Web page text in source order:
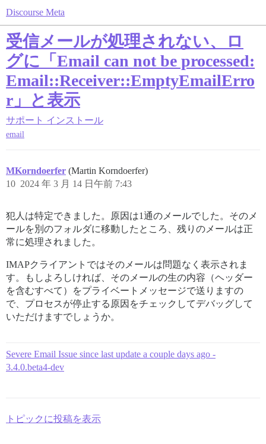
Discourse Meta
受信メールが処理されない、ロ
グに「Email can not be processed:
Email::Receiver::EmptyEmailErro
r」と表示
サポート インストール
email
MKorndoerfer (Martin Korndoerfer)
2024 年 3 月 14 日午前 7:43
10
犯人は特定できました。原因は1通のメールでした。そのメ
ールを別のフォルダに移動したところ、残りのメールは正
常に処理されました。
IMAPクライアントではそのメールは問題なく表示されま
す。もしよろしければ、そのメールの生の内容（ヘッダー
を含むすべて）をプライベートメッセージで送りますの
で、プロセスが停止する原因をチェックしてデバッグして
いただけますでしょうか。
Severe Email Issue since last update a couple days ago -
3.4.0.beta4-dev
トピックに投稿を表示